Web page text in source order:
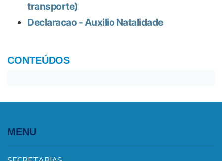
transporte)
Declaracao - Auxilio Natalidade
CONTEÚDOS
MENU